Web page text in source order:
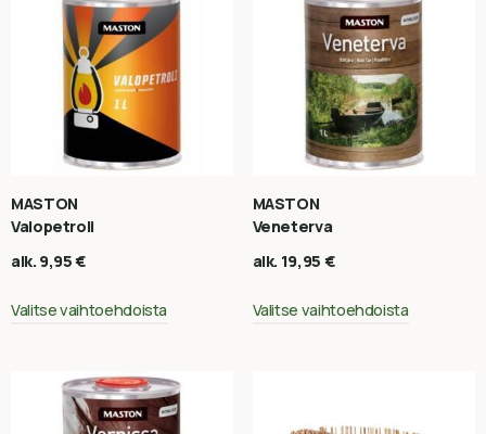
MASTON
Valopetroli
alk. 9,95€
Valitse vaihtoehdoista
MASTON
Veneterva
alk. 19,95 €
Valitse vaihtoehdoista